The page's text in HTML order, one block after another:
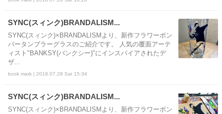
SYNC(スィンク)BRANDALISM...
SYNC(スィンク)×BRANDALISMより、新作フラワーボン
バータンブラーグラスのご紹介です。 人気の覆面アーテ
ィスト"BANKSY(バンクシー)"にインスパイアされたデ
ザ...
book mark | 2018.07.28 Sat 15:34
SYNC(スィンク)BRANDALISM...
SYNC(スィンク)×BRANDALISMより、新作フラワーボン